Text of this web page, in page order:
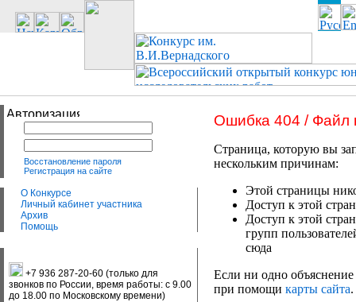
Восстановление пароля
Регистрация на сайте
О Конкурсе
Личный кабинет участника
Архив
Помощь
+7 936 287-20-60 (только для
звонков по России, время работы: с 9.00
до 18.00 по Московскому времени)
Ошибка 404 / Файл
Страница, которую вы
нескольким причинам:
Этой страницы
Доступ к этой
Доступ к этой
групп
сюда
Если ни одно объяснение
при помощи карты сайта.